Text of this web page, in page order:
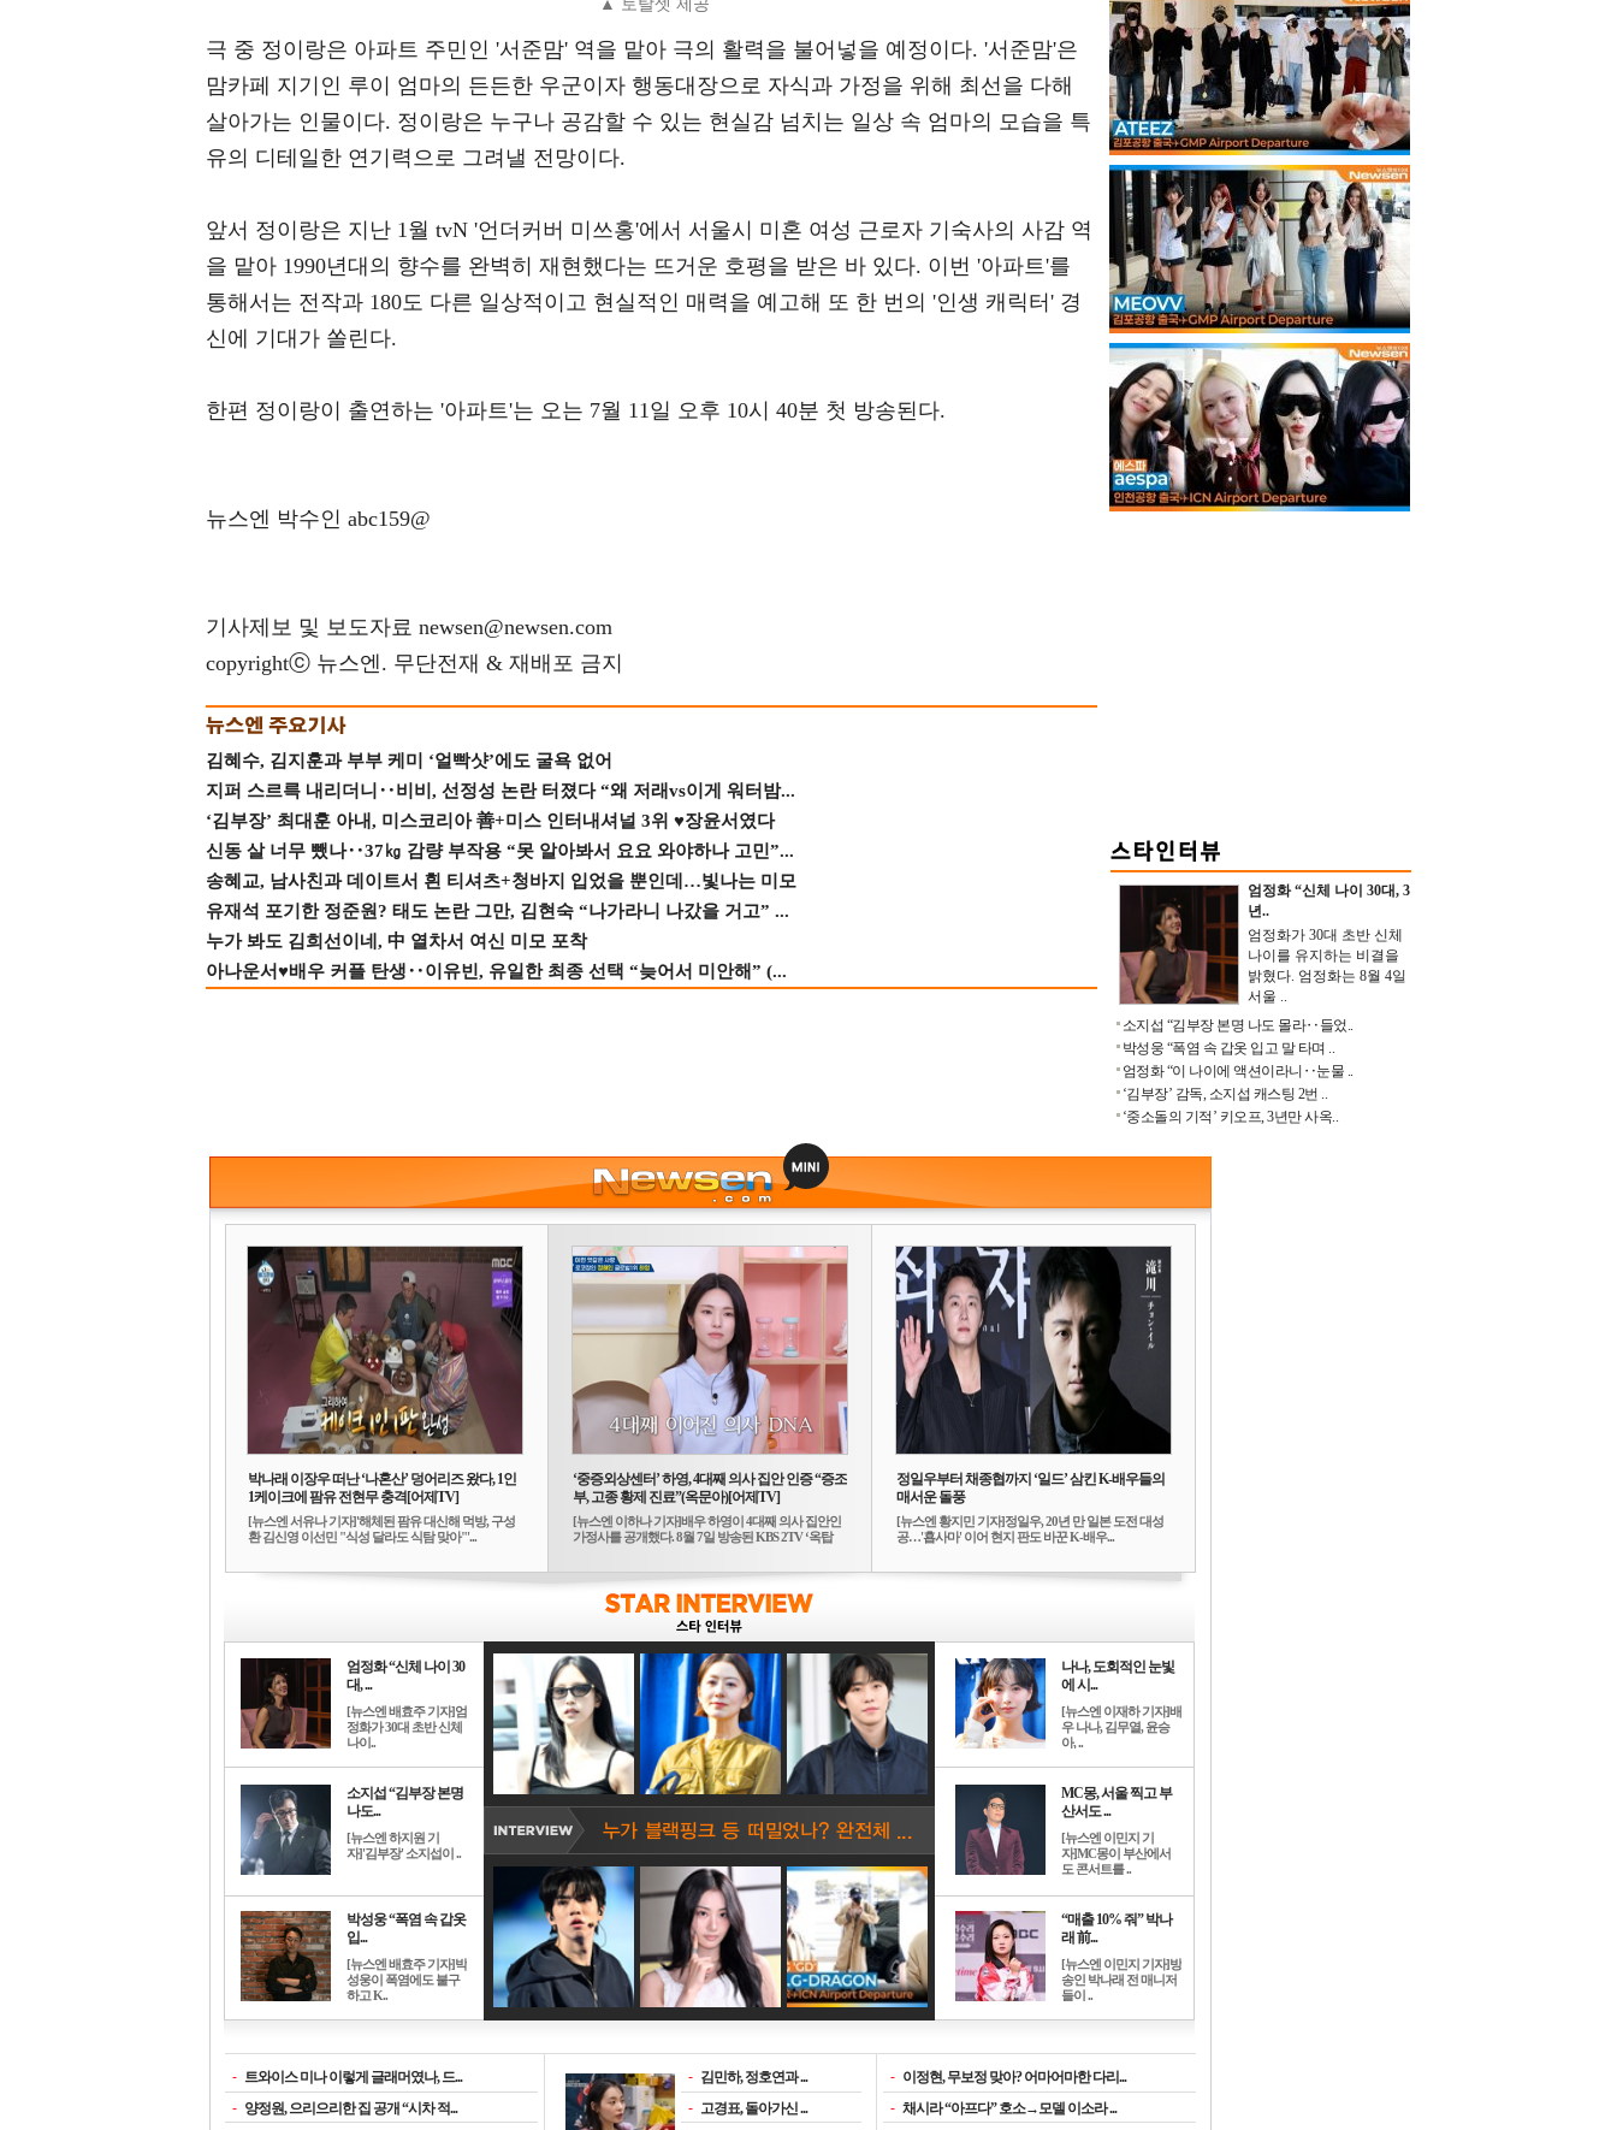
극 중 정이랑은 아파트 주민인 '서준맘' 역을 맡아 극의 활력을 불어넣을 예정이다. '서준맘'은
맘카페 지기인 루이 엄마의 든든한 우군이자 행동대장으로 자식과 가정을 위해 최선을 다해
살아가는 인물이다. 정이랑은 누구나 공감할 수 있는 현실감 넘치는 일상 속 엄마의 모습을 특
유의 디테일한 연기력으로 그려낼 전망이다.
앞서 정이랑은 지난 1월 tvN '언더커버 미쓰홍'에서 서울시 미혼 여성 근로자 기숙사의 사감 역
을 맡아 1990년대의 향수를 완벽히 재현했다는 뜨거운 호평을 받은 바 있다. 이번 '아파트'를
통해서는 전작과 180도 다른 일상적이고 현실적인 매력을 예고해 또 한 번의 '인생 캐릭터' 경
신에 기대가 쏠린다.
한편 정이랑이 출연하는 '아파트'는 오는 7월 11일 오후 10시 40분 첫 방송된다.
뉴스엔 박수인 abc159@
기사제보 및 보도자료 newsen@newsen.com
copyrightⓒ 뉴스엔. 무단전재 & 재배포 금지
김혜수, 김지훈과 부부 케미 ‘얼빡샷’에도 굴욕 없어
지퍼 스르륵 내리더니‥비비, 선정성 논란 터졌다 “왜 저래vs이게 워터밤...
‘김부장’ 최대훈 아내, 미스코리아 善+미스 인터내셔널 3위 ♥장윤서였다
신동 살 너무 뺐나‥37㎏ 감량 부작용 “못 알아봐서 요요 와야하나 고민”...
송혜교, 남사친과 데이트서 흰 티셔츠+청바지 입었을 뿐인데…빛나는 미모
유재석 포기한 정준원? 태도 논란 그만, 김현숙 “나가라니 나갔을 거고” ...
누가 봐도 김희선이네, 中 열차서 여신 미모 포착
아나운서♥배우 커플 탄생‥이유빈, 유일한 최종 선택 “늦어서 미안해” (...
엄정화 “신체 나이 30대, 3
년..
엄정화가 30대 초반 신체
나이를 유지하는 비결을
밝혔다. 엄정화는 8월 4일
서울 ..
소지섭 “김부장 본명 나도 몰라‥들었..
박성웅 “폭염 속 갑옷 입고 말 타며 ..
엄정화 “이 나이에 액션이라니‥눈물 ..
‘김부장’ 감독, 소지섭 캐스팅 2번 ..
‘중소돌의 기적’ 키오프, 3년만 사옥..
박나래 이장우 떠난 ‘나혼산’ 덩어리즈 왔다, 1인
1케이크에 팜유 전현무 충격[어제TV]
[뉴스엔 서유나 기자]'해체된 팜유 대신해 먹방, 구성
환 김신영 이선민 "식성 달라도 식탐 맞아"'...
‘중증외상센터’ 하영, 4대째 의사 집안 인증 “증조
부, 고종 황제 진료”(옥문아)[어제TV]
[뉴스엔 이하나 기자]배우 하영이 4대째 의사 집안인
가정사를 공개했다. 8월 7일 방송된 KBS 2TV ‘옥탑
정일우부터 채종협까지 ‘일드’ 삼킨 K-배우들의
매서운 돌풍
[뉴스엔 황지민 기자]정일우, 20년 만 일본 도전 대성
공…'횹사마' 이어 현지 판도 바꾼 K-배우...
엄정화 “신체 나이 30
대, ...
[뉴스엔 배효주 기자]엄
정화가 30대 초반 신체
나이..
소지섭 “김부장 본명
나도...
[뉴스엔 하지원 기
자]'김부장' 소지섭이 ..
박성웅 “폭염 속 갑옷
입...
[뉴스엔 배효주 기자]박
성웅이 폭염에도 불구
하고 K..
나나, 도회적인 눈빛
에 시...
[뉴스엔 이재하 기자]배
우 나나, 김무열, 윤승
아, ..
MC몽, 서울 찍고 부
산서도 ...
[뉴스엔 이민지 기
자]MC몽이 부산에서
도 콘서트를 ..
“매출 10% 줘” 박나
래 前...
[뉴스엔 이민지 기자]방
송인 박나래 전 매니저
들이 ..
- 트와이스 미나 이렇게 글래머였나, 드...
- 양정원, 으리으리한 집 공개 “시차 적...
- 김민하, 정호연과 ...
- 고경표, 돌아가신 ...
- 이정현, 무보정 맞아? 어마어마한 다리...
- 채시라 “아프다” 호소→모델 이소라 ...